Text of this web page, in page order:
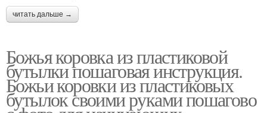
читать дальше →
Божья коровка из пластиковой
бутылки пошаговая инструкция.
Божьи коровки из пластиковых
бутылок своими руками пошагово